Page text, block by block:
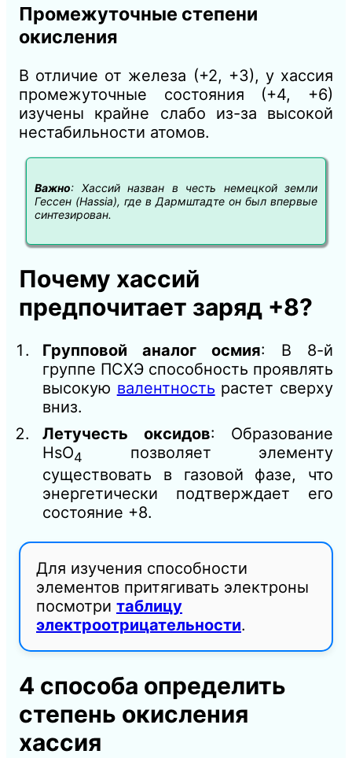
Промежуточные степени
окисления
В отличие от железа (+2, +3), у хассия
промежуточные состояния (+4, +6)
изучены крайне слабо из-за высокой
нестабильности атомов.
Важно: Хассий назван в честь немецкой земли
Гессен (Hassia), где в Дармштадте он был впервые
синтезирован.
Почему хассий
предпочитает заряд +8?
Групповой аналог осмия: В 8-й
группе ПСХЭ способность проявлять
высокую валентность растет сверху
вниз.
Летучесть оксидов: Образование
HsO4
позволяет элементу
существовать в газовой фазе, что
энергетически подтверждает его
состояние +8.
Для изучения способности
элементов притягивать электроны
посмотри таблицу
электроотрицательности.
4 способа определить
степень окисления
хассия